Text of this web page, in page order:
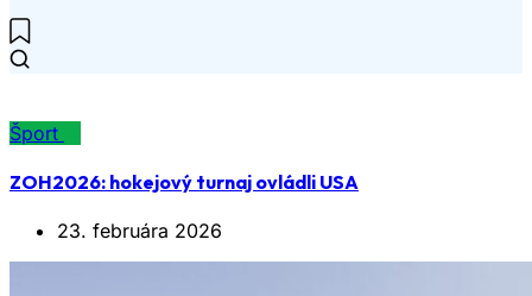
Šport
ZOH2026: hokejový turnaj ovládli USA
23. februára 2026